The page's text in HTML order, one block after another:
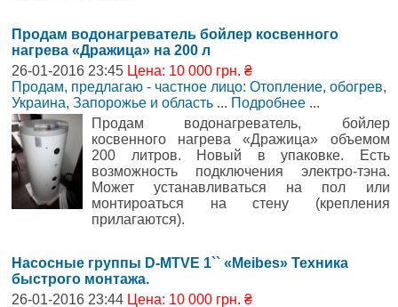
Продам водонагреватель бойлер косвенного
нагрева «Дражица» на 200 л
26-01-2016 23:45 Цена: 10 000 грн. ₴
Продам, предлагаю - частное лицо: Отопление, обогрев,
Украина, Запорожье и область ... Подробнее ...
Продам водонагреватель, бойлер
косвенного нагрева «Дражица» объемом
200 литров. Новый в упаковке. Есть
возможность подключения электро-тэна.
Может устанавливаться на пол или
монтироаться на стену (крепления
прилагаются).
Насосные группы D-MTVE 1`` «Meibes» Техника
быстрого монтажа.
26-01-2016 23:44 Цена: 10 000 грн. ₴